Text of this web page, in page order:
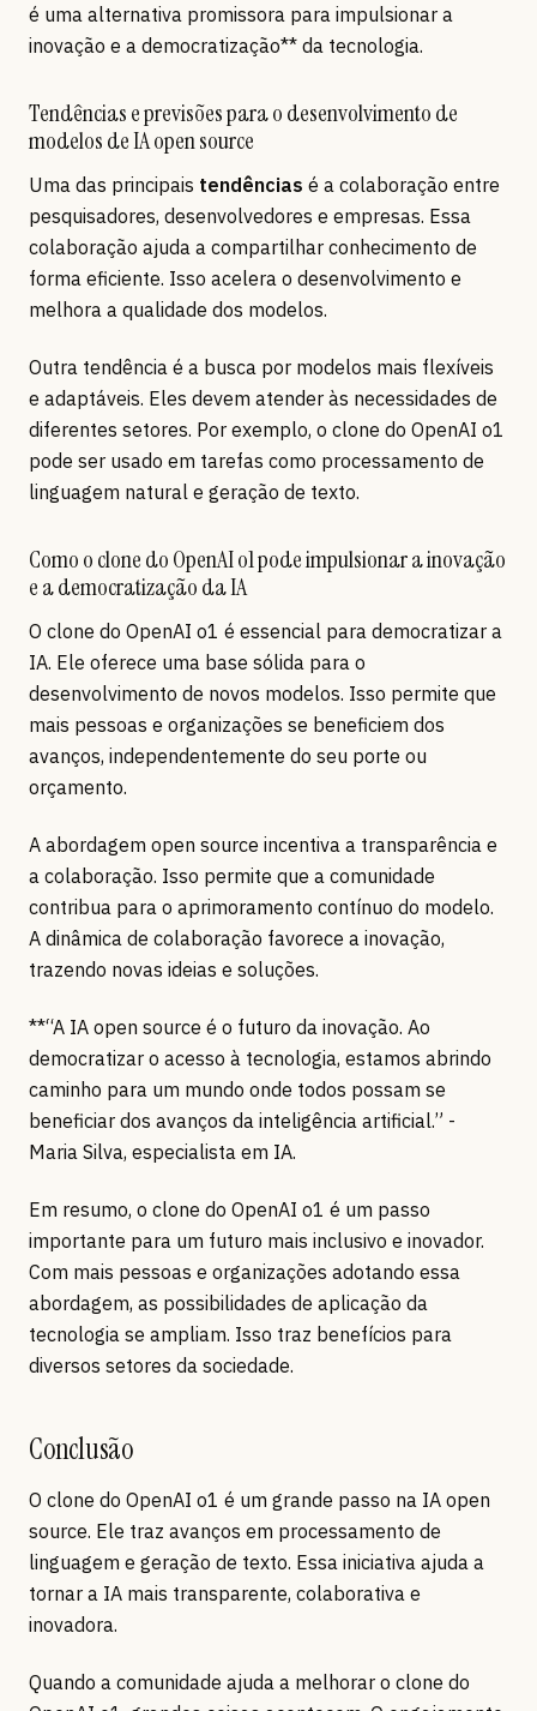
é uma alternativa promissora para impulsionar a
inovação e a democratização** da tecnologia.
Tendências e previsões para o desenvolvimento de
modelos de IA open source
Uma das principais tendências é a colaboração entre
pesquisadores, desenvolvedores e empresas. Essa
colaboração ajuda a compartilhar conhecimento de
forma eficiente. Isso acelera o desenvolvimento e
melhora a qualidade dos modelos.
Outra tendência é a busca por modelos mais flexíveis
e adaptáveis. Eles devem atender às necessidades de
diferentes setores. Por exemplo, o clone do OpenAI o1
pode ser usado em tarefas como processamento de
linguagem natural e geração de texto.
Como o clone do OpenAI o1 pode impulsionar a inovação
e a democratização da IA
O clone do OpenAI o1 é essencial para democratizar a
IA. Ele oferece uma base sólida para o
desenvolvimento de novos modelos. Isso permite que
mais pessoas e organizações se beneficiem dos
avanços, independentemente do seu porte ou
orçamento.
A abordagem open source incentiva a transparência e
a colaboração. Isso permite que a comunidade
contribua para o aprimoramento contínuo do modelo.
A dinâmica de colaboração favorece a inovação,
trazendo novas ideias e soluções.
**“A IA open source é o futuro da inovação. Ao
democratizar o acesso à tecnologia, estamos abrindo
caminho para um mundo onde todos possam se
beneficiar dos avanços da inteligência artificial.” -
Maria Silva, especialista em IA.
Em resumo, o clone do OpenAI o1 é um passo
importante para um futuro mais inclusivo e inovador.
Com mais pessoas e organizações adotando essa
abordagem, as possibilidades de aplicação da
tecnologia se ampliam. Isso traz benefícios para
diversos setores da sociedade.
Conclusão
O clone do OpenAI o1 é um grande passo na IA open
source. Ele traz avanços em processamento de
linguagem e geração de texto. Essa iniciativa ajuda a
tornar a IA mais transparente, colaborativa e
inovadora.
Quando a comunidade ajuda a melhorar o clone do